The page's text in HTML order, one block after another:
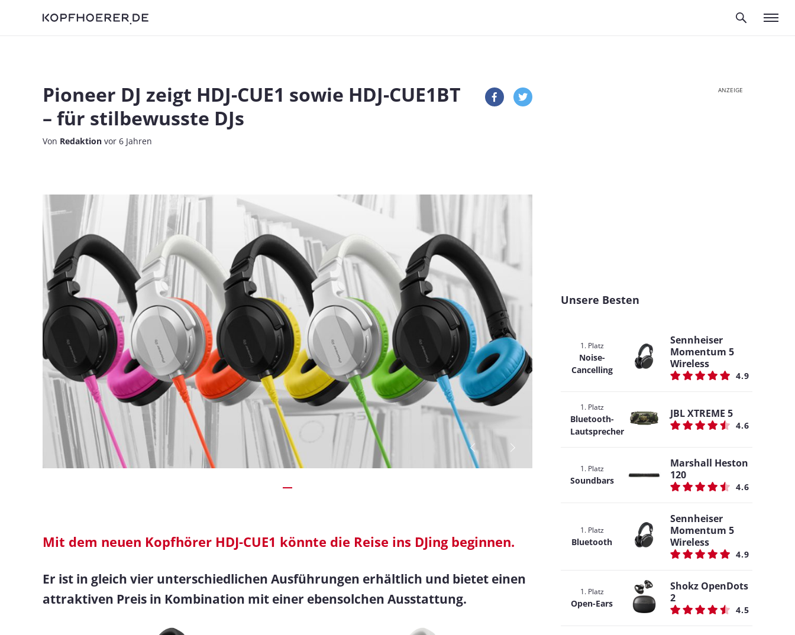
Pioneer DJ zeigt HDJ-CUE1 sowie HDJ-CUE1BT
– für stilbewusste DJs
Von Redaktion vor 6 Jahren
Mit dem neuen Kopfhörer HDJ-CUE1 könnte die Reise ins DJing beginnen.
Er ist in gleich vier unterschiedlichen Ausführungen erhältlich und bietet einen
attraktiven Preis in Kombination mit einer ebensolchen Ausstattung.
ANZEIGE
Unsere Besten
1. Platz
Noise-
Cancelling
Sennheiser
Momentum 5
Wireless
4.9
1. Platz
Bluetooth-
Lautsprecher
JBL XTREME 5
4.6
1. Platz
Soundbars
Marshall Heston
120
4.6
1. Platz
Bluetooth
Sennheiser
Momentum 5
Wireless
4.9
1. Platz
Open-Ears
Shokz OpenDots
2
4.5